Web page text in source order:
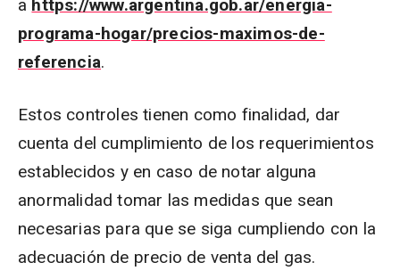
a https://www.argentina.gob.ar/energia-
programa-hogar/precios-maximos-de-
referencia.
Estos controles tienen como finalidad, dar
cuenta del cumplimiento de los requerimientos
establecidos y en caso de notar alguna
anormalidad tomar las medidas que sean
necesarias para que se siga cumpliendo con la
adecuación de precio de venta del gas.